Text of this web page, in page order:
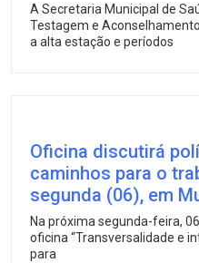
A Secretaria Municipal de
Testagem e
a alta estação e períodos
Oficina discutirá
caminhos para o
segunda (06), em
Na próxima segunda-feira,
oficina “Transversalidade e
para